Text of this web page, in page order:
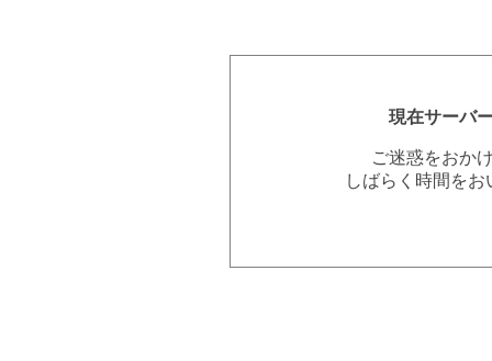
現在サーバ
ご迷惑をおか
しばらく時間を